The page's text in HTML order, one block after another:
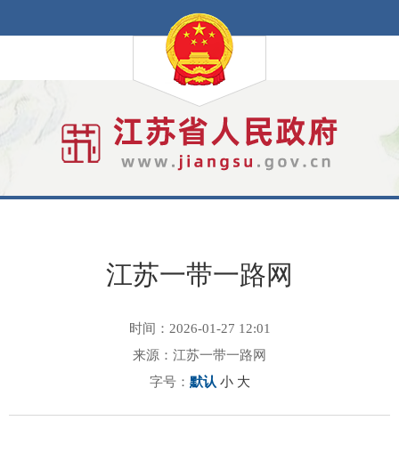
江苏一带一路网
时间：2026-01-27 12:01
来源：江苏一带一路网
字号： 默认 小 大